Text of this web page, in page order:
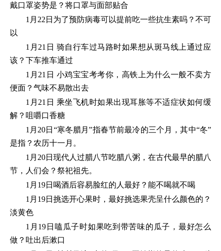
戴口罩姿势是？将口罩与面部贴合
1月22日为了预防病毒可以提前吃一些抗生素吗？不可
以
1月21日 骑自行车过马路时如果想从斑马线上通过应
该？下车推车通过
1月21日 小鸡宝宝考考你，高铁上为什么一般不卖方
便面？气味不易散出去
1月21日 乘坐飞机时如果出现耳胀等不适症状如何缓
解？咀嚼口香糖
1月20日“寒冬腊月”指春节前最冷的三个月，其中“冬”
是指？农历十一月。
1月20日现代人过腊八节吃腊八粥，在古代最早的腊八
节，人们会？祭祀祖先。
1月19日喝酒后容易脸红的人最好？能不喝就不喝
1月19日挑选开心果时，最好挑选果壳呈什么颜色的？
淡黄色
1月19日嗑瓜子时如果吃到带苦味的瓜子，最好怎么
做？吐出后漱口